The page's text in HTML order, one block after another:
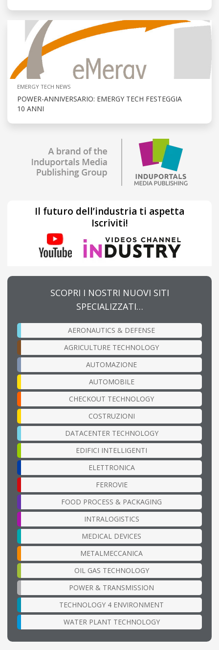
EMERGY TECH NEWS
POWER-ANNIVERSARIO: EMERGY TECH FESTEGGIA
10 ANNI
Il futuro dell’industria ti aspetta
Iscriviti!
SCOPRI I NOSTRI NUOVI SITI
SPECIALIZZATI…
AERONAUTICS & DEFENSE
AGRICULTURE TECHNOLOGY
AUTOMAZIONE
AUTOMOBILE
CHECKOUT TECHNOLOGY
COSTRUZIONI
DATACENTER TECHNOLOGY
EDIFICI INTELLIGENTI
ELETTRONICA
FERROVIE
FOOD PROCESS & PACKAGING
INTRALOGISTICS
MEDICAL DEVICES
METALMECCANICA
OIL GAS TECHNOLOGY
POWER & TRANSMISSION
TECHNOLOGY 4 ENVIRONMENT
WATER PLANT TECHNOLOGY